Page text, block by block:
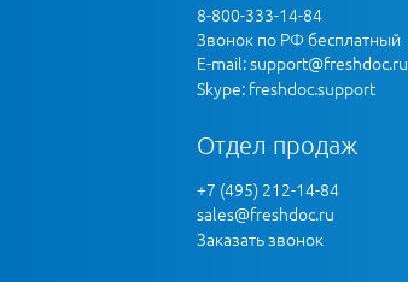
8-800-333-14-84
Звонок по РФ бесплатный
E-mail:support@freshdoc.ru
Skype: freshdoc.support
Отдел продаж
+7 (495) 212-14-84
sales@freshdoc.ru
Заказать звонок